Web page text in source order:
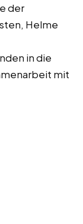
der
Helme
in die
mit